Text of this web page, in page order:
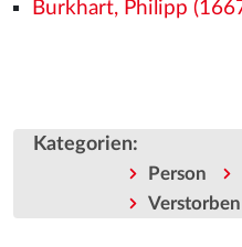
Burkhart, Philipp
Kategorien:
Person